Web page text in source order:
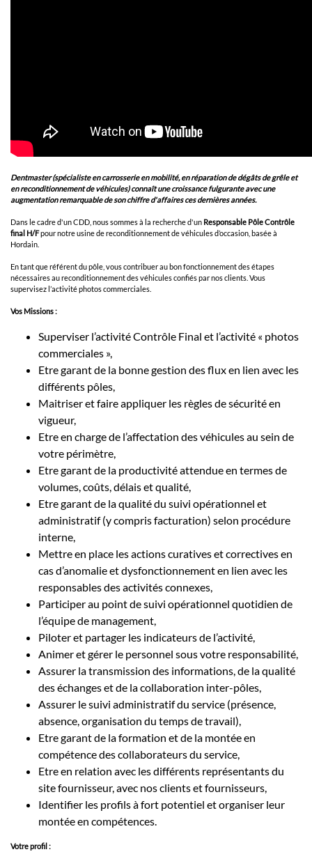
Dentmaster (spécialiste en carrosserie en mobilité, en réparation de dégâts de grêle et
en reconditionnement de véhicules) connaît une croissance fulgurante avec une
augmentation remarquable de son chiffre d'affaires ces dernières années.
Dans le cadre d'un CDD, nous sommes à la recherche d'un Responsable Pôle Contrôle
final H/Fpour notre usine de reconditionnement de véhicules d’occasion, basée à
Hordain.
En tant que référent du pôle, vous contribuer au bon fonctionnement des étapes
nécessaires au reconditionnement des véhicules confiés par nos clients. Vous
supervisez l’activité photos commerciales.
Vos Missions :
Superviser l’activité Contrôle Final et l’activité « photos
commerciales »,
Etre garant de la bonne gestion des flux en lien avec les
différents pôles,
Maitriser et faire appliquer les règles de sécurité en
vigueur,
Etre en charge de l’affectation des véhicules au sein de
votre périmètre,
Etre garant de la productivité attendue en termes de
volumes, coûts, délais et qualité,
Etre garant de la qualité du suivi opérationnel et
administratif (y compris facturation) selon procédure
interne,
Mettre en place les actions curatives et correctives en
cas d’anomalie et dysfonctionnement en lien avec les
responsables des activités connexes,
Participer au point de suivi opérationnel quotidien de
l’équipe de management,
Piloter et partager les indicateurs de l’activité,
Animer et gérer le personnel sous votre responsabilité,
Assurer la transmission des informations, de la qualité
des échanges et de la collaboration inter-pôles,
Assurer le suivi administratif du service (présence,
absence, organisation du temps de travail),
Etre garant de la formation et de la montée en
compétence des collaborateurs du service,
Etre en relation avec les différents représentants du
site fournisseur, avec nos clients et fournisseurs,
Identifier les profils à fort potentiel et organiser leur
montée en compétences.
Votre profil :